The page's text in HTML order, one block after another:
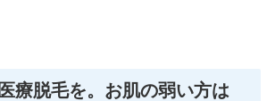
療脱毛を。お肌の弱い方は